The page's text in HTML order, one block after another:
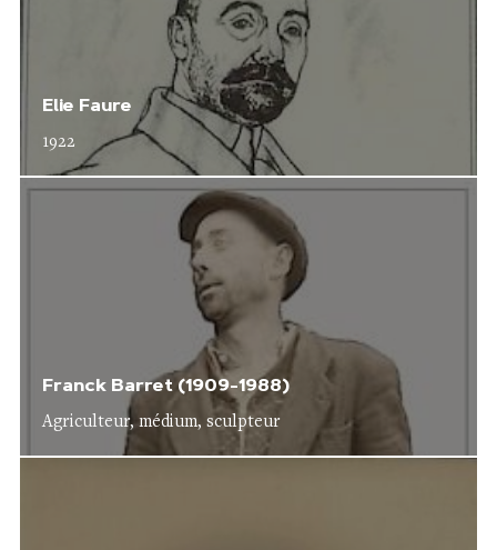
Elie Faure
1922
Franck Barret (1909-1988)
Agriculteur, médium, sculpteur